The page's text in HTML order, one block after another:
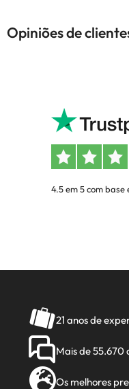
Opiniões de
4.5 em 5 com base
21 anos de
Mais de 55.670
Os melhores